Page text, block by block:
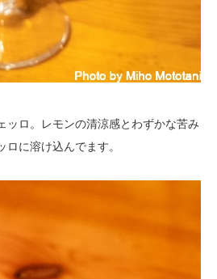
ッロ。レモンの清涼感とわずかな苦み
に溶け込んでます。